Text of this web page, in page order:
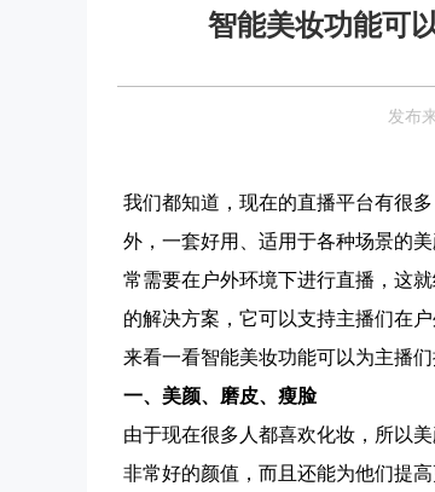
智能美妆功能可
发布
我们都知道，现在的直播平台有很
外，一套好用、适用于各种场景的
常需要在户外环境下进行直播，这
的解决方案，它可以支持主播们在
来看一看智能美妆功能可以为主播们
一、 美颜、 磨皮、 瘦脸
由于现在很多人都喜欢化妆，所以
非常好的颜值，而且还能为他们提